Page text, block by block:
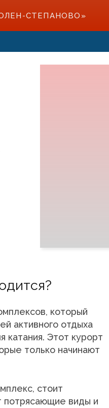
СТЕПАНОВО»
который
активного отдыха
катания. Этот курорт
только начинают
стоит
потрясающие виды и